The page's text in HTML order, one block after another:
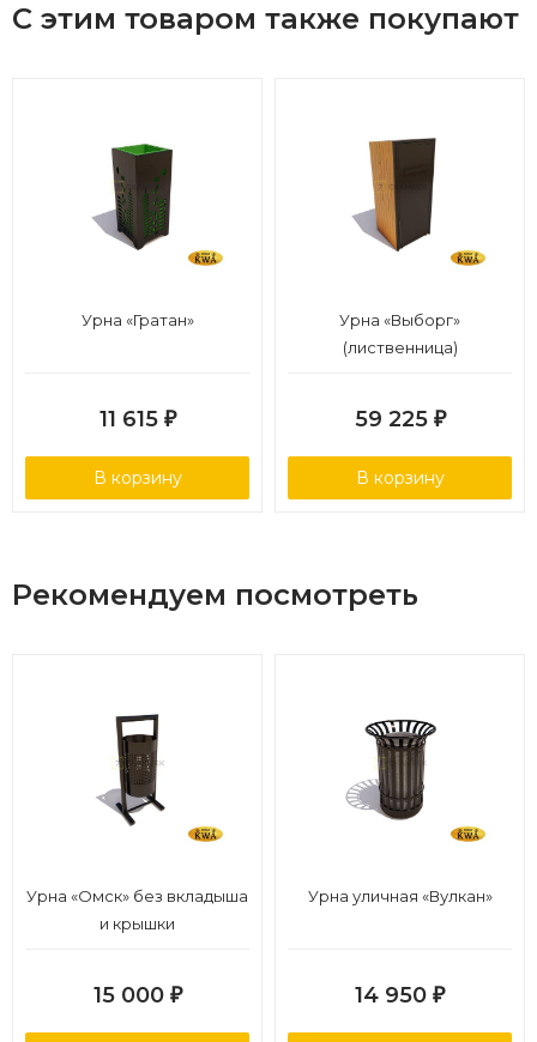
С этим товаром также покупают
Урна «Гратан»
11 615 ₽
В корзину
Урна «Выборг»
(лиственница)
59 225 ₽
В корзину
Рекомендуем посмотреть
Урна «Омск» без вкладыша
и крышки
15 000 ₽
Урна уличная «Вулкан»
14 950 ₽